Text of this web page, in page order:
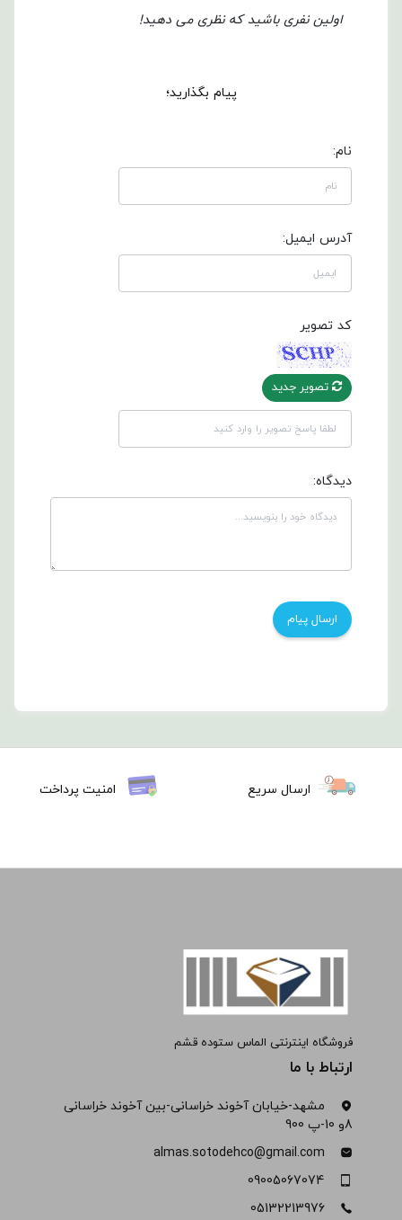
اولین نفری باشید که نظری می دهید!
پیام بگذارید؛
نام:
آدرس ایمیل:
کد تصویر
تصویر جدید
دیدگاه:
ارسال سریع امنیت پرداخت
فروشگاه اینترنتی الماس ستوده قشم
ارتباط با ما
مشهد-خیابان آخوند خراسانی-بین آخوند خراسانی
8و 10-پ 900
almas.sotodehco@gmail.com
09005067074
05132213976